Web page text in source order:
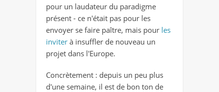
pour un laudateur du paradigme
présent - ce n'était pas pour les
envoyer se faire paître, mais pour les
inviter à insuffler de nouveau un
projet dans l'Europe.
Concrètement : depuis un peu plus
d'une semaine, il est de bon ton de